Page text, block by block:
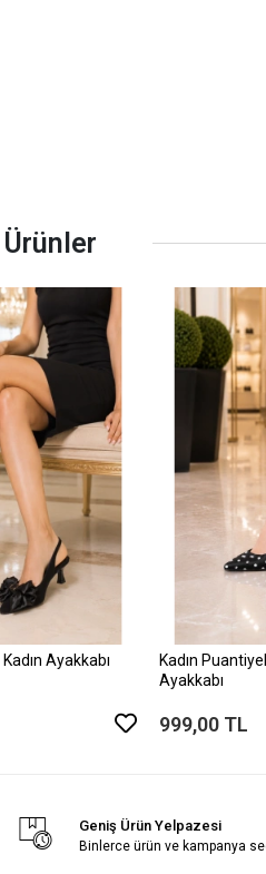
Ayakkabı
Kadın
Ayakkabı
999,00 TL
Geniş Ürün Yelpazesi
Binlerce ürün ve kampanya